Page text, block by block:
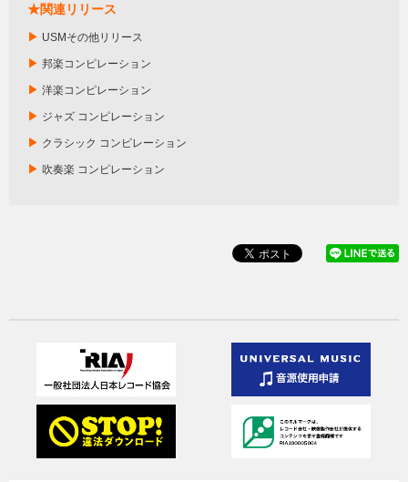
★関連リリース
▶ USMその他リリース
▶ 邦楽コンピレーション
▶ 洋楽コンピレーション
▶ ジャズ コンピレーション
▶ クラシック コンピレーション
▶ 吹奏楽 コンピレーション